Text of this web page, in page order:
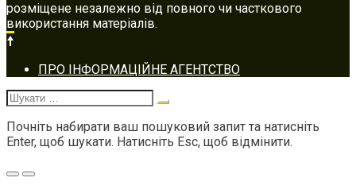
розміщене незалежно від повного чи часткового
використання матеріалів.
Footer
navigation
ПРО ІНФОРМАЦІЙНЕ АГЕНТСТВО
Шукати:
Почніть набирати ваш пошуковий запит та натисніть
Enter, щоб шукати. Натисніть Esc, щоб відмінити.
Меню